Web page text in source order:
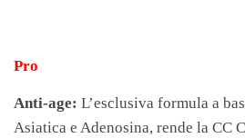
Pro
Anti-age: L’esclusiva formula a
Asiatica e Adenosina, rende la CC